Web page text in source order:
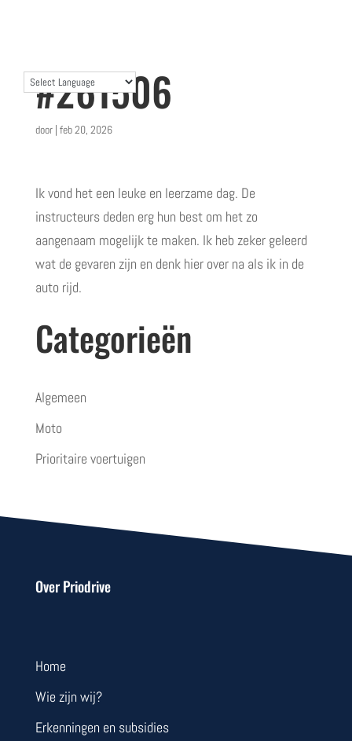
#261506
door | feb 20, 2026
Ik vond het een leuke en leerzame dag. De
instructeurs deden erg hun best om het zo
aangenaam mogelijk te maken. Ik heb zeker geleerd
wat de gevaren zijn en denk hier over na als ik in de
auto rijd.
Categorieën
Algemeen
Moto
Prioritaire voertuigen
Over Priodrive
Home
Wie zijn wij?
Erkenningen en subsidies